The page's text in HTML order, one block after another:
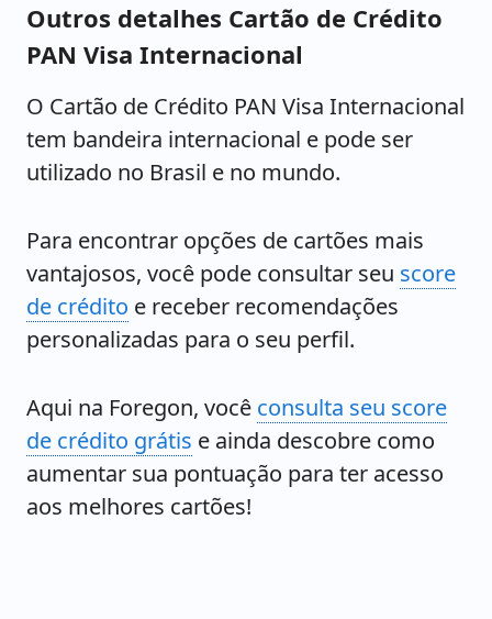
Outros detalhes Cartão de Crédito
PAN Visa Internacional
O Cartão de Crédito PAN Visa Internacional
tem bandeira internacional e pode ser
utilizado no Brasil e no mundo.
Para encontrar opções de cartões mais
vantajosos, você pode consultar seu score
de crédito e receber recomendações
personalizadas para o seu perfil.
Aqui na Foregon, você consulta seu score
de crédito grátis e ainda descobre como
aumentar sua pontuação para ter acesso
aos melhores cartões!